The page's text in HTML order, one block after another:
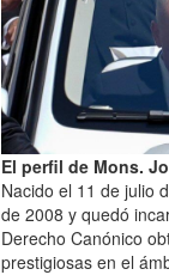
El perfil de Mons.
Nacido el 11 de julio
de 2008 y quedó
Derecho Canónico
prestigiosas en el